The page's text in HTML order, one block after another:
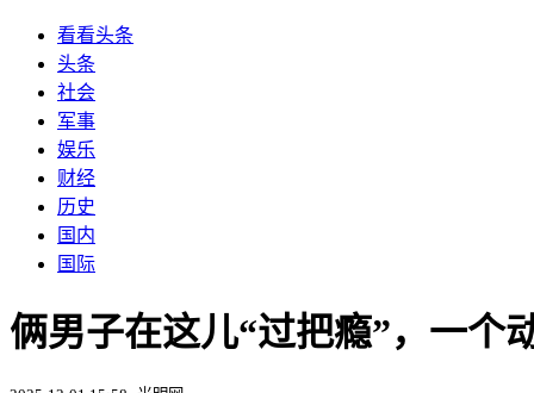
看看头条
头条
社会
军事
娱乐
财经
历史
国内
国际
俩男子在这儿“过把瘾”，一个